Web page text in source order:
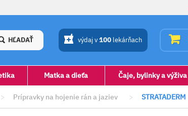
HĽADAŤ výdaj v100 lekárňach
Matka a dieťa Čaje, bylinky a výživa
> Prípravky na hojenie rán a jaziev > STRATADERM